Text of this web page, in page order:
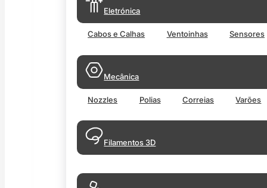
Eletrónica
Cabos e Calhas Ventoinhas Sensores
Mecânica
Nozzles Polias Correias Varões
Filamentos 3D